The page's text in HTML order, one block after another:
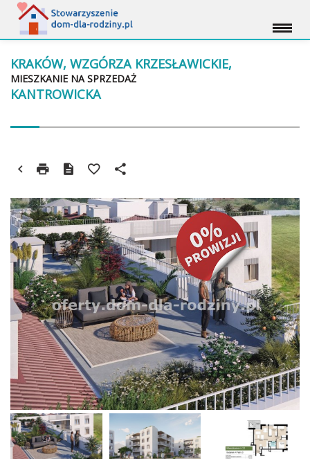
KRAKÓW, WZGÓRZA KRZESŁAWICKIE,
KANTROWICKA
MIESZKANIE NA SPRZEDAŻ